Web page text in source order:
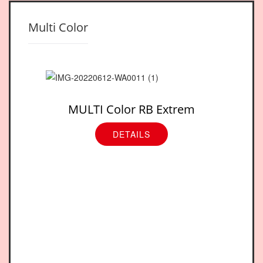
Multi Color
MULTI Color RB Extrem
DETAILS